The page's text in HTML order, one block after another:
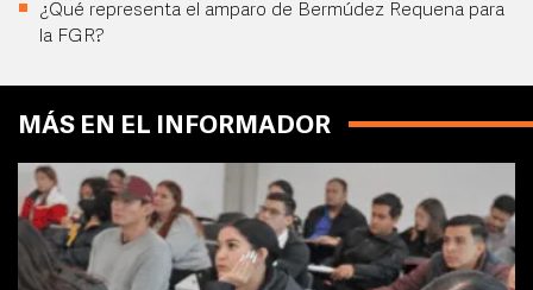
¿Qué representa el amparo de Bermúdez Requena para
la FGR?
MÁS EN EL INFORMADOR